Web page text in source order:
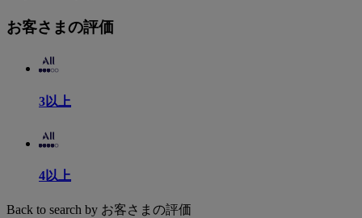
お客さまの評価
3以上
4以上
Back to search by お客さまの評価